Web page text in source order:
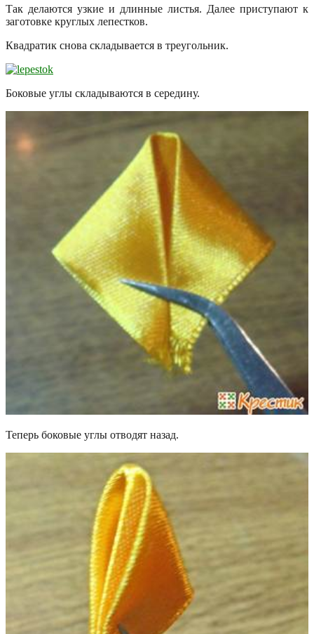
Так делаются узкие и длинные листья. Далее приступают к
заготовке круглых лепестков.
Квадратик снова складывается в треугольник.
Боковые углы складываются в середину.
Теперь боковые углы отводят назад.